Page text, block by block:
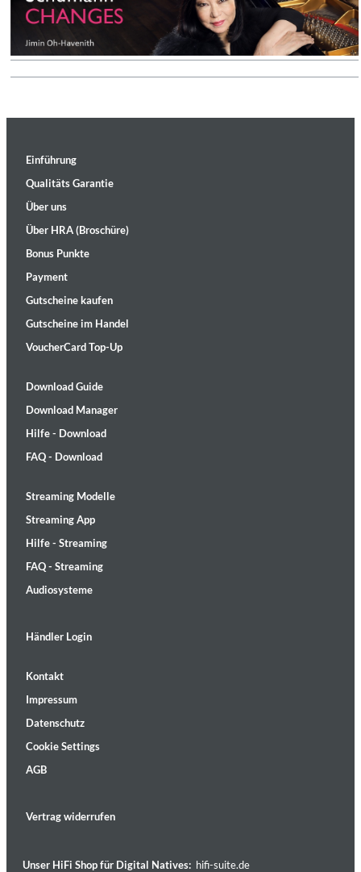
Einführung
Qualitäts Garantie
Über uns
Über HRA (Broschüre)
Bonus Punkte
Payment
Gutscheine kaufen
Gutscheine im Handel
VoucherCard Top-Up
Download Guide
Download Manager
Hilfe - Download
FAQ - Download
Streaming Modelle
Streaming App
Hilfe - Streaming
FAQ - Streaming
Audiosysteme
Händler Login
Kontakt
Impressum
Datenschutz
Cookie Settings
AGB
Vertrag widerrufen
Unser HiFi Shop für Digital Natives: hifi-suite.de